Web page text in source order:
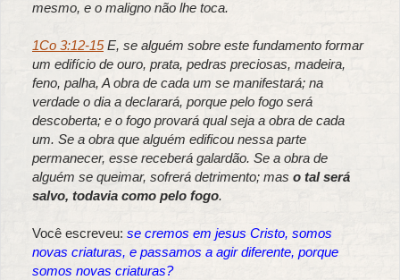
mesmo, e o maligno não lhe toca.
1Co 3:12-15E, se alguém sobre este fundamento formar
um edifício de ouro, prata, pedras preciosas, madeira,
feno, palha, A obra de cada um se manifestará; na
verdade o dia a declarará, porque pelo fogo será
descoberta; e o fogo provará qual seja a obra de cada
um. Se a obra que alguém edificou nessa parte
permanecer, esse receberá galardão. Se a obra de
alguém se queimar, sofrerá detrimento; mas o tal será
salvo, todavia como pelo fogo.
Você escreveu: se cremos em jesus Cristo, somos
novas criaturas, e passamos a agir diferente, porque
somos novas criaturas?